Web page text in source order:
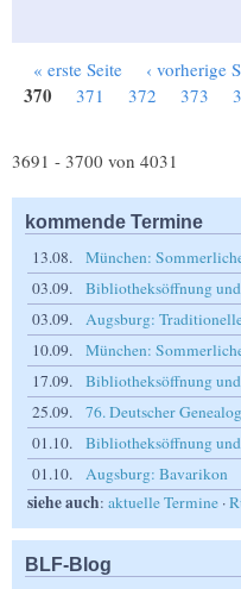
Seiten
« erste Seite ‹ vorherige
370 371 372 373
3691 - 3700 von 4031
kommende Termine
13.08.
München:
03.09.
Bibliotheksöffnung
03.09.
Augsburg:
10.09.
München:
17.09.
Bibliotheksöffnung
25.09.
76. Deutscher
01.10.
Bibliotheksöffnung
01.10.
Augsburg: Bavarikon
siehe auch: aktuelle Termine ·
BLF-Blog